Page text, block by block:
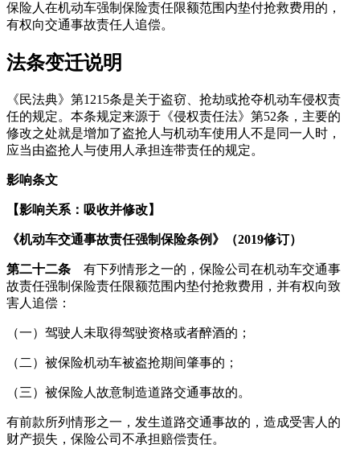
保险人在机动车强制保险责任限额范围内垫付抢救费用的，
有权向交通事故责任人追偿。
法条变迁说明
《民法典》第1215条是关于盗窃、抢劫或抢夺机动车侵权责
任的规定。本条规定来源于《侵权责任法》第52条，主要的
修改之处就是增加了盗抢人与机动车使用人不是同一人时，
应当由盗抢人与使用人承担连带责任的规定。
影响条文
【影响关系：吸收并修改】
《机动车交通事故责任强制保险条例》（2019修订）
第二十二条 有下列情形之一的，保险公司在机动车交通事
故责任强制保险责任限额范围内垫付抢救费用，并有权向致
害人追偿：
（一）驾驶人未取得驾驶资格或者醉酒的；
（二）被保险机动车被盗抢期间肇事的；
（三）被保险人故意制造道路交通事故的。
有前款所列情形之一，发生道路交通事故的，造成受害人的
财产损失，保险公司不承担赔偿责任。